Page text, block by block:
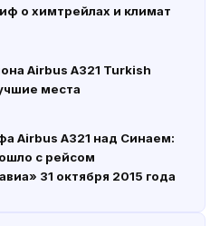
о химтрейлах и климат
Airbus A321 Turkish
места
Airbus A321 над Синаем:
с рейсом
31 октября 2015 года